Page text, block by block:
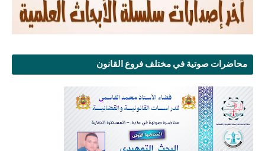
محاضرات صوتية في مختلف فروع القانون